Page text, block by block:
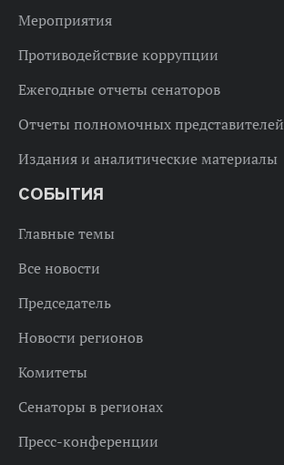
Мероприятия
Противодействие коррупции
Ежегодные отчеты сенаторов
Отчеты полномочных представителей
Издания и аналитические материалы
СОБЫТИЯ
Главные темы
Все новости
Председатель
Новости регионов
Комитеты
Сенаторы в регионах
Пресс-конференции